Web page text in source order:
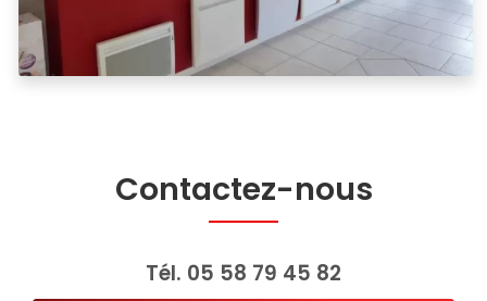
Contactez-nous
Tél. 05 58 79 45 82